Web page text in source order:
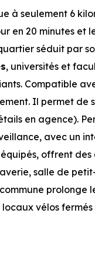
à seulement 6
en 20 minutes et
séduit par
, universités et
Compatible
Il permet de
en agence).
avec un
offrent des
salle de
commune prolonge
vélos